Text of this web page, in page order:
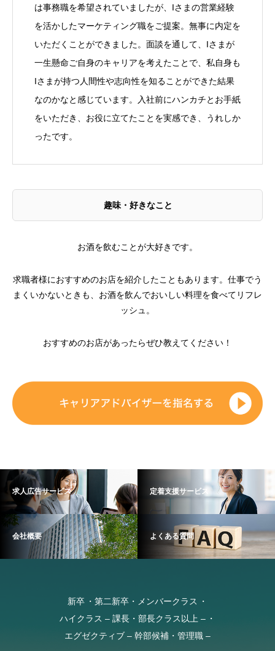
は事務職を希望されていましたが、Iさまの営業経験
を活かしたマーケティング職をご提案。無事に内定を
いただくことができました。面談を通して、Iさまが
一生懸命ご自身のキャリアを考えたことで、私自身も
Iさまが持つ人間性や志向性を知ることができた結果
なのかなと感じています。入社前にハンカチとお手紙
をいただき、お役に立てたことを実感でき、うれしか
ったです。
趣味・好きなこと
お酒を飲むことが大好きです。
求職者様におすすめのお店を紹介したこともあります。仕事でう
まくいかないときも、お酒を飲んでおいしい料理を食べてリフレ
ッシュ。
おすすめのお店があったらぜひ教えてください！
求人広告サービス 定着支援サービス
会社概要 よくある質問
新卒
第二新卒・メンバークラス
ハイクラス – 課長・部長クラス以上 –
エグゼクティブ – 幹部候補・管理職 –